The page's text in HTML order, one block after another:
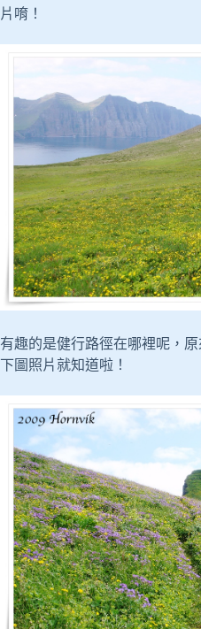
片唷！
有趣的是健行路徑在哪裡呢，
下圖照片就知道啦！